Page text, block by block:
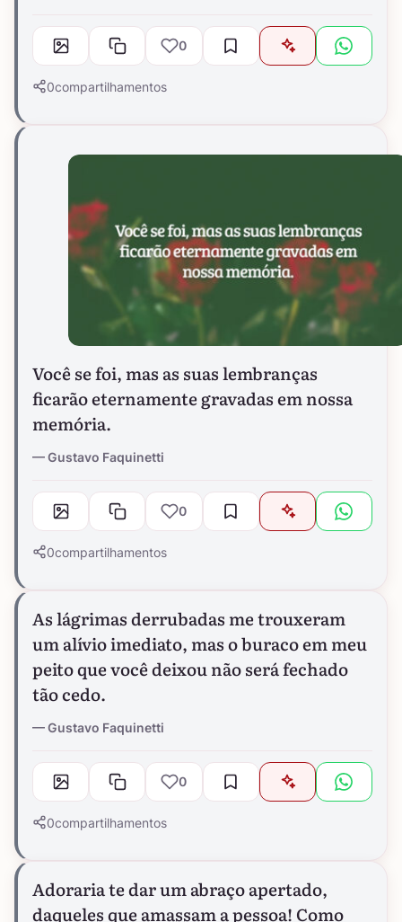
0
0compartilhamentos
Você se foi, mas as suas lembranças
ficarão eternamente gravadas em nossa
memória.
Gustavo Faquinetti
0
0compartilhamentos
As lágrimas derrubadas me trouxeram
um alívio imediato, mas o buraco em meu
peito que você deixou não será fechado
tão cedo.
Gustavo Faquinetti
0
0compartilhamentos
Adoraria te dar um abraço apertado,
daqueles que amassam a pessoa! Como